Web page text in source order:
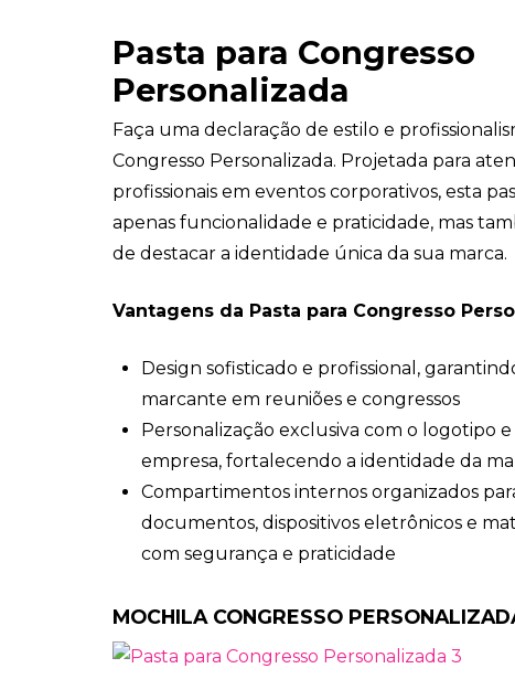
Pasta para Congresso
Personalizada
Faça uma declaração de estilo e
Congresso Personalizada. Projetada para
profissionais em eventos corporativos, esta
apenas funcionalidade e praticidade, mas
de destacar a identidade única da sua marca.
Vantagens da Pasta para Congresso
Design sofisticado e profissional,
marcante em reuniões e congressos
Personalização exclusiva com o logotipo e
empresa, fortalecendo a identidade da
Compartimentos internos organizados
documentos, dispositivos eletrônicos e
com segurança e praticidade
MOCHILA CONGRESSO